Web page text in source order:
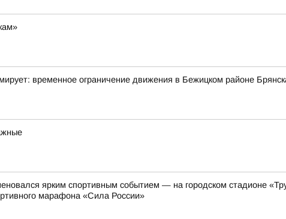
временное ограничение движения в Бежицком районе
ярким спортивным событием — на городском стадионе
марафона «Сила России»